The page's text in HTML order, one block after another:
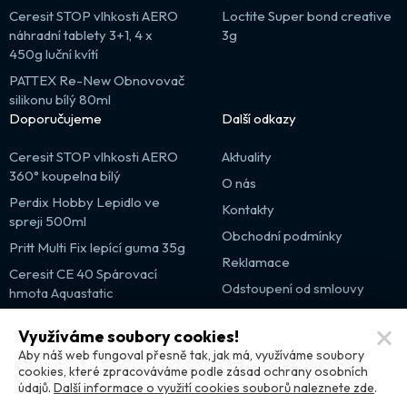
Ceresit STOP vlhkosti AERO
náhradní tablety 3+1, 4 x
450g luční kvítí
PATTEX Re-New Obnovovač
silikonu bílý 80ml
Loctite Super bond creative
3g
Doporučujeme
Ceresit STOP vlhkosti AERO
360° koupelna bílý
Perdix Hobby Lepidlo ve
spreji 500ml
Pritt Multi Fix lepící guma 35g
Ceresit CE 40 Spárovací
hmota Aquastatic
Další odkazy
Aktuality
O nás
Kontakty
Obchodní podmínky
Reklamace
Odstoupení od smlouvy
Partnerské weby
Využíváme soubory cookies!
Aby náš web fungoval přesně tak, jak má, využíváme soubory
cookies, které zpracováváme podle zásad ochrany osobních
údajů. Další informace o využití cookies souborů naleznete zde.